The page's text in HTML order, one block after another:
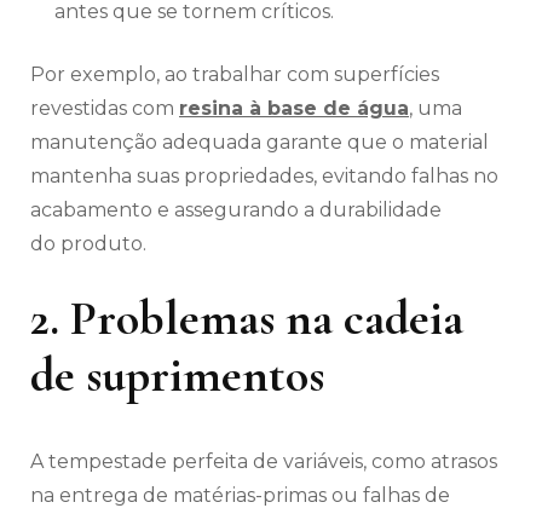
antes que se tornem críticos.
Por exemplo, ao trabalhar com superfícies
revestidas com resina à base de água, uma
manutenção adequada garante que o material
mantenha suas propriedades, evitando falhas no
acabamento e assegurando a durabilidade
do produto.
2. Problemas na cadeia
de suprimentos
A tempestade perfeita de variáveis, como atrasos
na entrega de matérias-primas ou falhas de